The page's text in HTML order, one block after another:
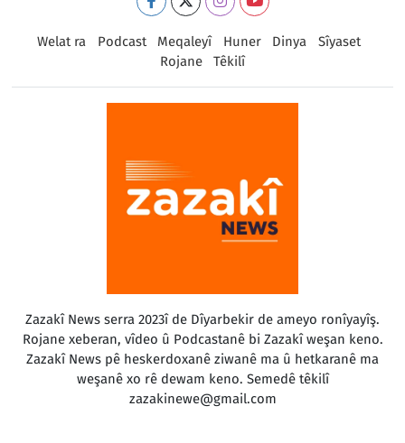
Welat ra Podcast Meqaleyî Huner Dinya
Sîyaset
Rojane
Têkilî
Zazakî News serra 2023î de Dîyarbekir de ameyo ronîyayîş.
Rojane xeberan, vîdeo û Podcastanê bi Zazakî weşan keno.
Zazakî News pê heskerdoxanê ziwanê ma û hetkaranê ma
weşanê xo rê dewam keno. Semedê têkilî
zazakinewe@gmail.com